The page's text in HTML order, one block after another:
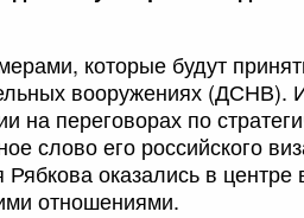
которые будут
вооружениях (ДСНВ).
на переговорах по
слово его российского
оказались в центре
отношениями.